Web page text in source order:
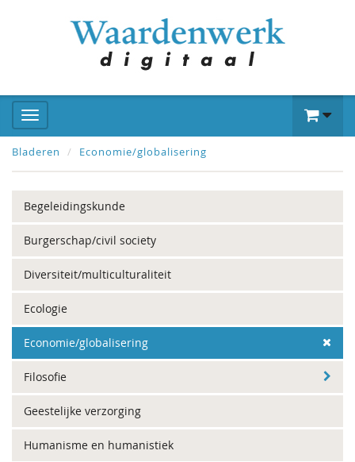
Bladeren Economie/globalisering
Begeleidingskunde
Burgerschap/civil society
Diversiteit/multiculturaliteit
Ecologie
Economie/globalisering
Filosofie
Geestelijke verzorging
Humanisme en humanistiek